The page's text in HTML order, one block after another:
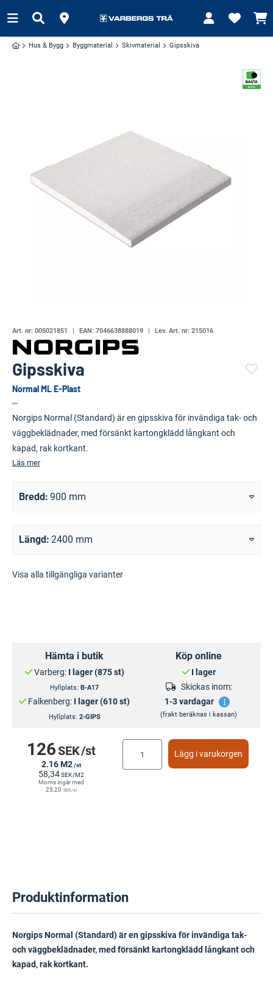
Hus & Bygg Byggmaterial Skivmaterial Gipsskiva
Art. nr: 005021851 EAN: 7046638888019 Lev. Art. nr: 215016
Gipsskiva
Normal ML E-Plast
Norgips Normal (Standard) är en gipsskiva för invändiga tak- och
väggbeklädnader, med försänkt kartongklädd långkant och
kapad, rak kortkant.
Läs mer
Bredd 900 mm
Längd 2400 mm
Visa alla tillgängliga varianter
Hämta i butik
Varberg: I lager (875 st)
Hyllplats: B-A17
Falkenberg: I lager (610 st)
Hyllplats: 2-GIPS
Köp online
I lager
Skickas inom:
1-3 vardagar
(frakt beräknas i kassan)
126SEK/st
2.16 M2/st
58,34SEK /M2
Moms ingår med
25,20 SEK/st
Lägg i varukorgen
Produktinformation
Norgips Normal (Standard) är en gipsskiva för invändiga tak-
och väggbeklädnader, med försänkt kartongklädd långkant och
kapad, rak kortkant.